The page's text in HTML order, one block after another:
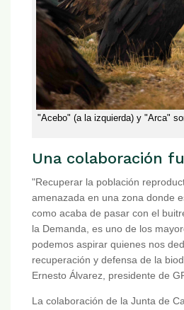
"Acebo" (a la izquierda) y "Arca"
Una colaboración
"Recuperar la población
amenazada en una zona donde
como acaba de pasar con el
la Demanda, es uno de los
podemos aspirar quienes nos
recuperación y defensa de la
Ernesto Álvarez, presidente de
La colaboración de la Junta de